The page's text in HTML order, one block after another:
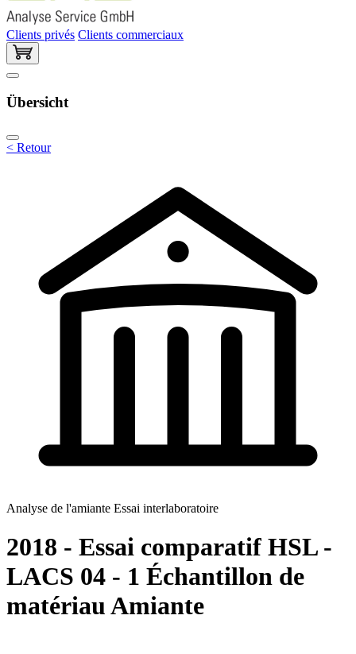
Clients privés Clients commerciaux
Übersicht
< Retour
Analyse de l'amiante Essai interlaboratoire
2018 - Essai comparatif HSL -
LACS 04 - 1 Échantillon de
matériau Amiante